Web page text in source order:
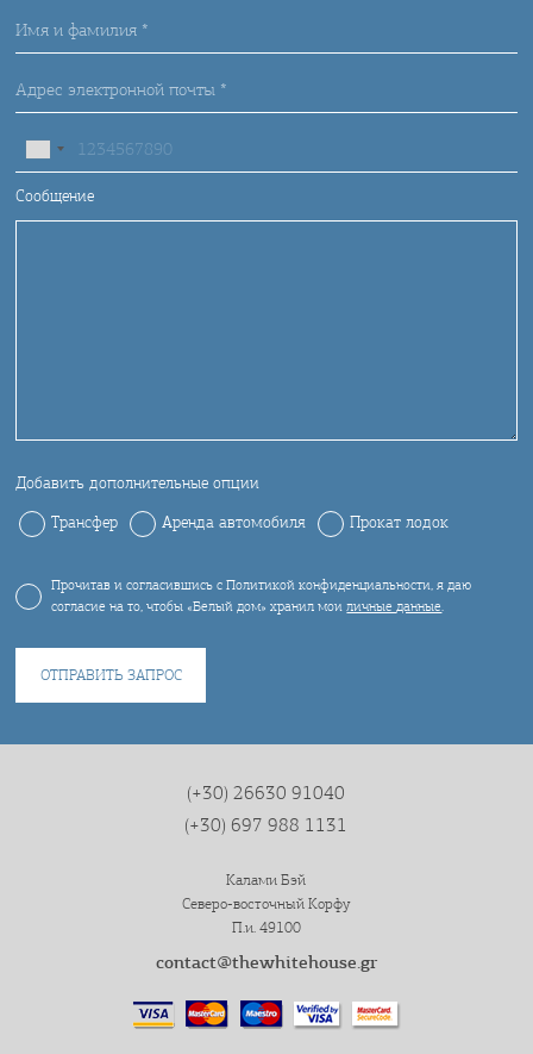
Сообщение
Добавить дополнительные опции
Трансфер
Аренда автомобиля Прокат лодок
Прочитав и согласившись с Политикой конфиденциальности, я даю
согласие на то, чтобы «Белый дом» хранил моиличные данные.
(+30) 26630 91040
(+30) 697 988 1131
Калами Бэй
Северо-восточный Корфу
П.и. 49100
contact@thewhitehouse.gr